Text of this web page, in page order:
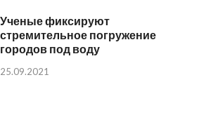
Ученые фиксируют
стремительное погружение
городов под воду
25.09.2021